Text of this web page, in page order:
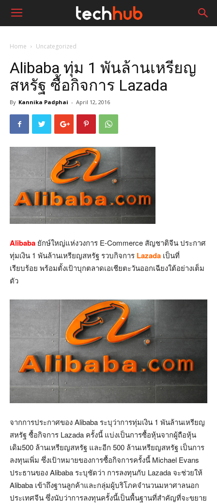
Home Uncategorized
Alibaba ทุ่ม 1 พันล้านเหรียญ
สหรัฐ ซื้อกิจการ Lazada
By Kannika Padphai - April 12, 2016
Alibaba ยักษ์ใหญ่แห่งวงการ E-Commerce สัญชาติจีน ประกาศ
ทุ่มเงิน 1 พันล้านเหรียญสหรัฐ รวบกิจการ Lazada เป็นที่
เรียบร้อย พร้อมตั้งเป้าบุกตลาดเอเชียตะวันออกเฉียงใต้อย่างเต็ม
ตัว
จากการประกาศของ Alibaba ระบุว่าการทุ่มเงิน 1 พันล้านเหรียญ
สหรัฐ ซื้อกิจการ Lazada ครั้งนี้ แบ่งเป็นการซื้อหุ้นจากผู้ถือหุ้น
เดิม500 ล้านเหรียญสหรัฐ และอีก 500 ล้านเหรียญสหรัฐ เป็นการ
ลงทุนเพิ่ม ซึ่งเป้าหมายของการซื้อกิจการครั้งนี้ Michael Evans
ประธานของ Alibaba ระบุชัดว่า การลงทุนกับ Lazada จะช่วยให้
Alibaba เข้าถึงฐานลูกค้าและกลุ่มผู้บริโภคจำนวนมหาศาลนอก
ประเทศจีน ซึ่งนับว่าการลงทุนครั้งนี้เป็นพื้นฐานที่สำคัญที่จะขยาย